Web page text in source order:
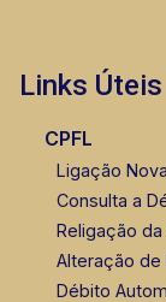
Links Úteis
CPFL
Ligação Nova
Consulta a
Religação
Alteração de
Débito